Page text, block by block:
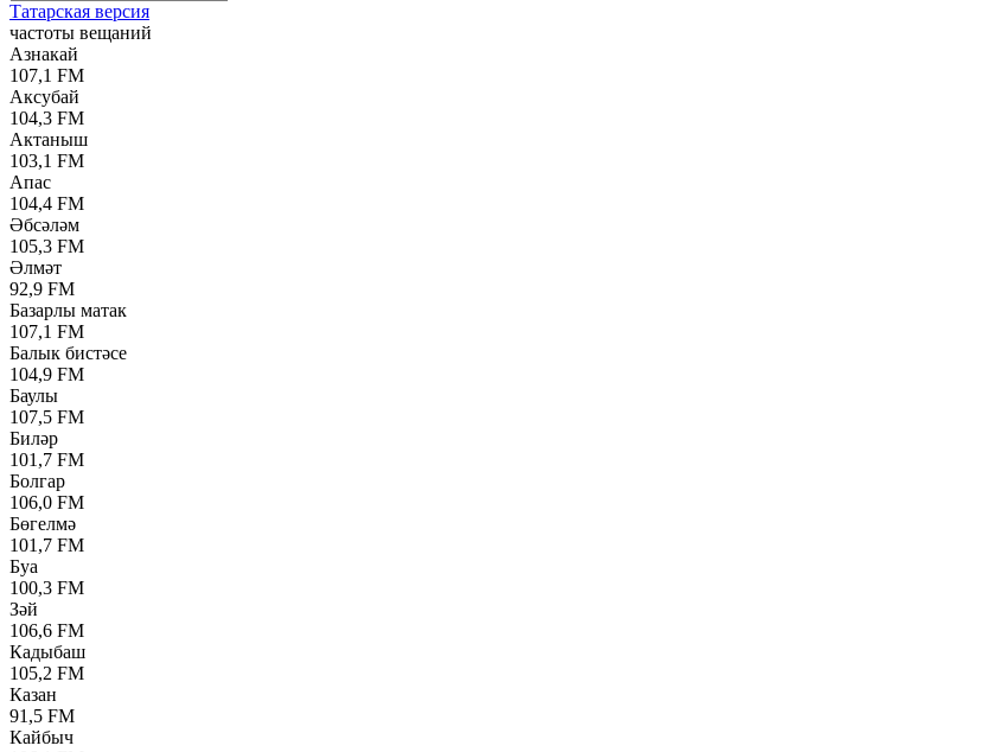
Татарская версия
частоты вещаний
Азнакай
107,1 FM
Аксубай
104,3 FM
Актаныш
103,1 FM
Апас
104,4 FM
Әбсәләм
105,3 FM
Әлмәт
92,9 FM
Базарлы матак
107,1 FM
Балык бистәсе
104,9 FM
Баулы
107,5 FM
Биләр
101,7 FM
Болгар
106,0 FM
Бөгелмә
101,7 FM
Буа
100,3 FM
Зәй
106,6 FM
Кадыбаш
105,2 FM
Казан
91,5 FM
Кайбыч